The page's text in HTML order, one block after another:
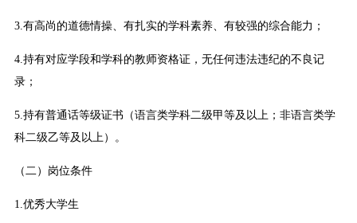
3.有高尚的道德情操、有扎实的学科素养、有较强的综合能力；
4.持有对应学段和学科的教师资格证，无任何违法违纪的不良记
录；
5.持有普通话等级证书（语言类学科二级甲等及以上；非语言类学
科二级乙等及以上）。
（二）岗位条件
1.优秀大学生